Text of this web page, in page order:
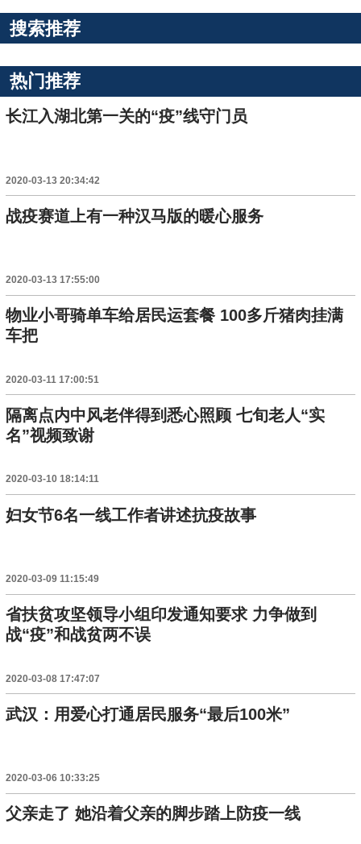
搜索推荐
热门推荐
长江入湖北第一关的“疫”线守门员
2020-03-13 20:34:42
战疫赛道上有一种汉马版的暖心服务
2020-03-13 17:55:00
物业小哥骑单车给居民运套餐 100多斤猪肉挂满
车把
2020-03-11 17:00:51
隔离点内中风老伴得到悉心照顾 七旬老人“实
名”视频致谢
2020-03-10 18:14:11
妇女节6名一线工作者讲述抗疫故事
2020-03-09 11:15:49
省扶贫攻坚领导小组印发通知要求 力争做到
战“疫”和战贫两不误
2020-03-08 17:47:07
武汉：用爱心打通居民服务“最后100米”
2020-03-06 10:33:25
父亲走了 她沿着父亲的脚步踏上防疫一线